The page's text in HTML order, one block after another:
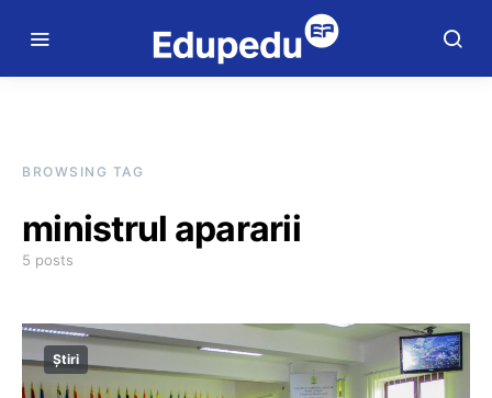
BROWSING TAG
ministrul apararii
5 posts
Știri